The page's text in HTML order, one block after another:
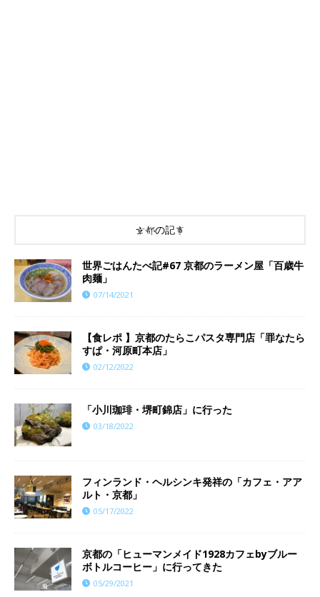
京都の記事
世界ごはんたべ記#67 京都のラーメン屋「百歳牛
肉麺」
07/14/2021
【食レポ 】京都のたらこパスタ専門店「罪なたら
すぱ・河原町本店」
02/12/2022
「小川珈琲・堺町錦店」に行った
03/18/2022
フィンランド・ヘルシンキ発祥の「カフェ・アア
ルト・京都」
05/17/2022
京都の「ヒューマンメイド1928カフェbyブルー
ボトルコーヒー」に行ってきた
05/29/2021